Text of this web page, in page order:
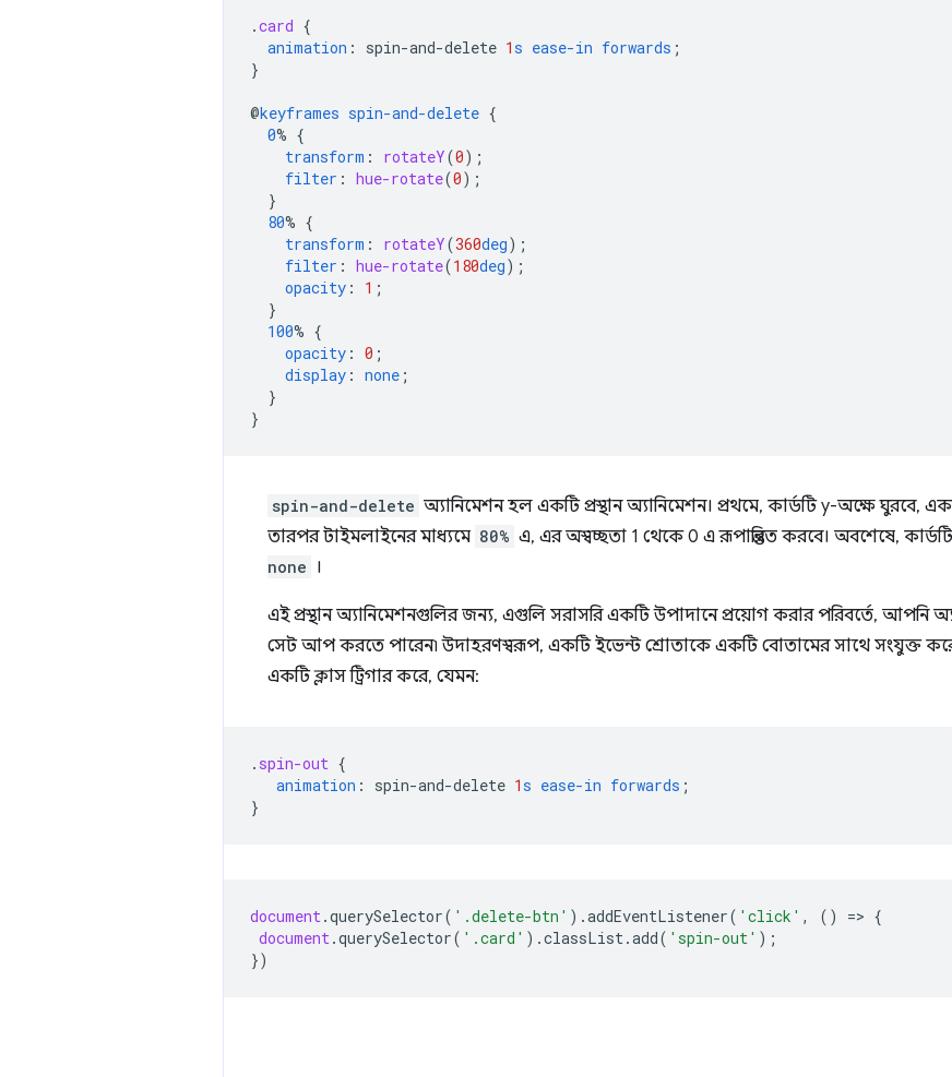
.card {
animation : spin-and-delete 1s ease-in forwards ;
}
@keyframes spin-and-delete {
0% {
transform : rotateY(0);
filter : hue-rotate(0);
}
80% {
transform : rotateY(360deg);
filter : hue-rotate(180deg);
opacity : 1 ;
}
100% {
opacity : 0 ;
display : none ;
}
}
spin-and-delete অ্যানিমেশন হল একটি প্রস্থান অ্যানিমেশন। প্রথমে, কার্ডটি y-অক্ষে ঘুরবে,
তারপর টাইমলাইনের মাধ্যমে 80% এ, এর অস্বচ্ছতা 1 থেকে 0 এ রূপান্তরিত করবে। অবশেষে,
none ।
এই প্রস্থান অ্যানিমেশনগুলির জন্য, এগুলি সরাসরি একটি উপাদানে প্রয়োগ করার পরিবর্তে, আপনি
সেট আপ করতে পারেন৷ উদাহরণস্বরূপ, একটি ইভেন্ট শ্রোতাকে একটি বোতামের সাথে সংযুক্ত
একটি ক্লাস ট্রিগার করে, যেমন:
. spin-out {
animation : spin-and-delete 1s ease-in forwards ;
}
document.querySelector( '.delete-btn' ).addEventListener( 'click' , () => {
document.querySelector( '.card' ).classList.add( 'spin-out' );
})